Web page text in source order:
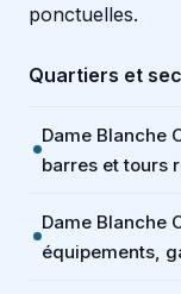
ponctuelles.
Quartiers et
Dame Blanche
barres et tours
Dame Blanche
équipements,